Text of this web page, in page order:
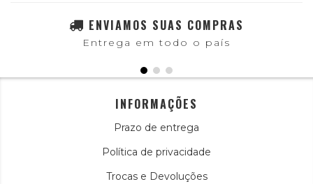
ENVIAMOS SUAS COMPRAS
Entrega em todo o país
INFORMAÇÕES
Prazo de entrega
Política de privacidade
Trocas e Devoluções